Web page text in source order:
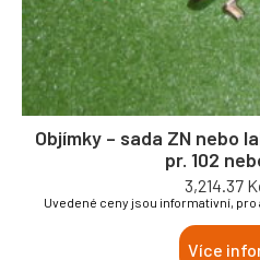
Objímky – sada ZN nebo
pr. 102
3,214.37
Uvedené ceny jsou informativní,
Více